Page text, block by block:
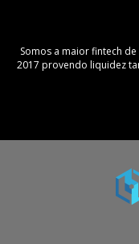
Somos a maior fintech
2017 provendo liquidez